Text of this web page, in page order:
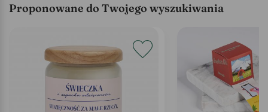
Proponowane do Twojego wyszukiwania